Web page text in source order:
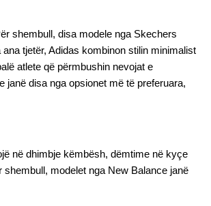
shembull, disa modele nga Skechers
tjetër, Adidas kombinon stilin minimalist
atlete që përmbushin nevojat e
janë disa nga opsionet më të preferuara,
në dhimbje këmbësh, dëmtime në kyçe
modelet nga New Balance janë